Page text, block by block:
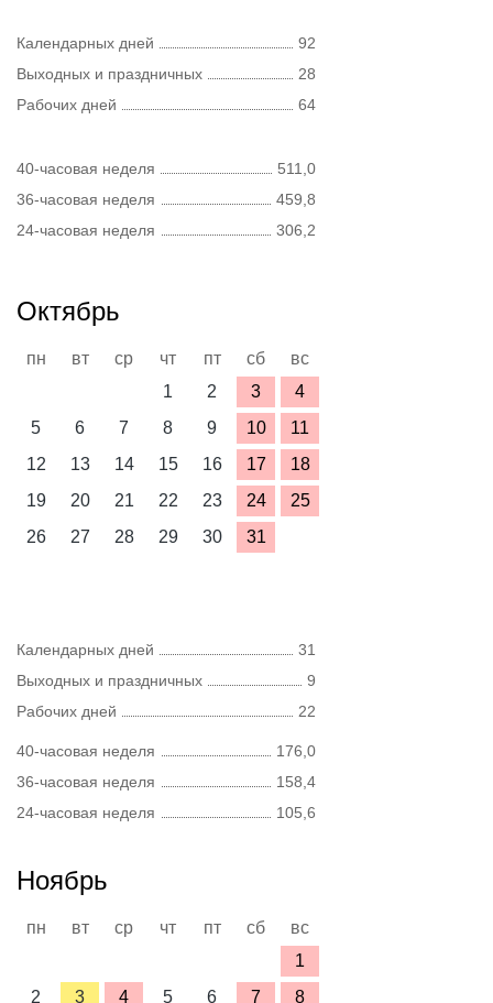
Календарных дней
92
Выходных и праздничных
28
Рабочих дней
64
40-часовая неделя
511,0
36-часовая неделя
459,8
24-часовая неделя
306,2
Октябрь
пн вт ср чт пт сб
вс
1
2 3
4
5
6 7 8 9 10
11
12
13 14 15 16 17
18
19
20 21 22 23 24
25
26
27 28 29 30 31
Календарных дней
31
Выходных и праздничных
9
Рабочих дней
22
40-часовая неделя
176,0
36-часовая неделя
158,4
24-часовая неделя
105,6
Ноябрь
пн вт ср чт пт сб
вс
1
2
3 4 5 6 7 8